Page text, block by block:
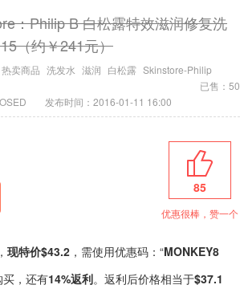
：Philip B 白松露特效滋润修复洗
（约￥241元）
热卖商品 洗发水 滋润 白松露 Skinstore-Philip
已售：50
发布时间：2016-01-11 16:00
85
优惠很棒，赞一个
现特价$43.2 ，需使用优惠码：“MONKEY8
，还有14%返利。返利后价格相当于$37.1